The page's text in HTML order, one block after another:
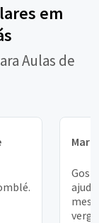
em
Aulas de